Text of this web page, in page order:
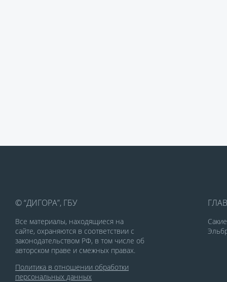
© “ДИГОРА”, ГБУ
Все материалы, находящиеся на
сайте, охраняются в соответствии с
законодательством РФ, в том числе об
авторском праве и смежных правах.
Политика в отношении обработки
персональных данных